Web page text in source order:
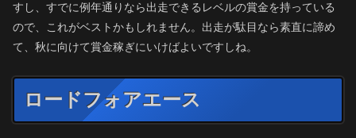
すし、すでに例年通りなら出走できるレベルの賞金を持っている
ので、これがベストかもしれません。出走が駄目なら素直に諦め
て、秋に向けて賞金稼ぎにいけばよいですしね。
ロードフォアエース